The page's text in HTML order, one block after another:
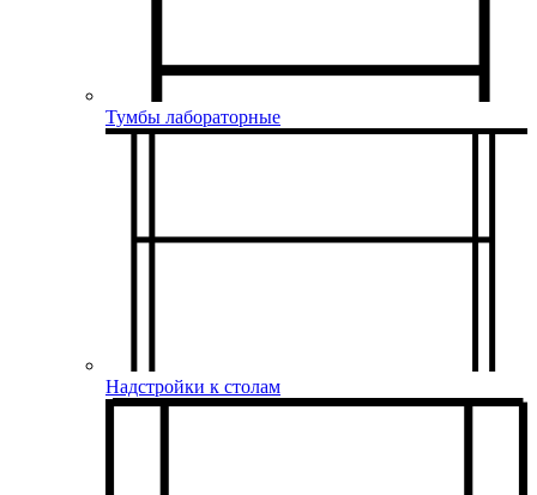
Тумбы лабораторные
Надстройки к столам